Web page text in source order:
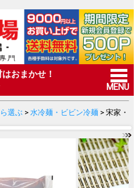
おまかせ！
MENU
選ぶ> 水冷麺・ビビン冷麺 > 宋家・